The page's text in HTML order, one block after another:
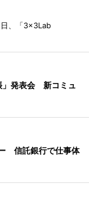
、「3×3Lab
」発表会 新コミュ
信託銀行で仕事体